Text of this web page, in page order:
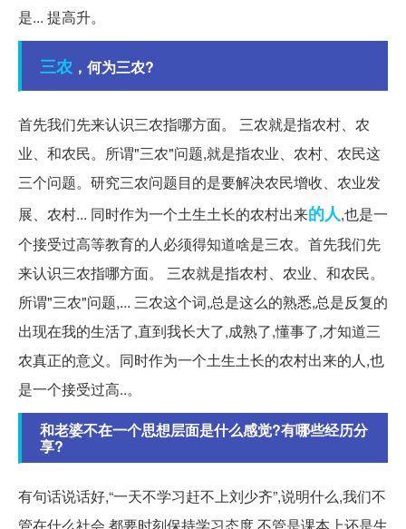
是... 提高升。
三农 ，何为三农?
首先我们先来认识三农指哪方面。 三农就是指农村、农
业、和农民。所谓"三农"问题,就是指农业、农村、农民这
三个问题。研究三农问题目的是要解决农民增收、农业发
展、农村... 同时作为一个土生土长的农村出来的人,也是一
个接受过高等教育的人必须得知道啥是三农。首先我们先
来认识三农指哪方面。 三农就是指农村、农业、和农民。
所谓"三农"问题,... 三农这个词,总是这么的熟悉,总是反复的
出现在我的生活了,直到我长大了,成熟了,懂事了,才知道三
农真正的意义。同时作为一个土生土长的农村出来的人,也
是一个接受过高..。
和老婆不在一个思想层面是什么感觉?有哪些经历分
享?
有句话说话好,“一天不学习赶不上刘少齐”,说明什么,我们不